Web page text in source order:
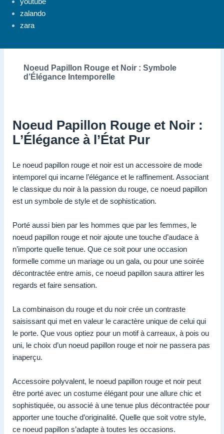
zalando
zara
Noeud Papillon Rouge et Noir : Symbole
d’Élégance Intemporelle
Noeud Papillon Rouge et Noir :
L’Élégance à l’État Pur
Le noeud papillon rouge et noir est un accessoire de mode
intemporel qui incarne l’élégance et le raffinement. Associant
le classique du noir à la passion du rouge, ce noeud papillon
est un symbole de style et de sophistication.
Porté aussi bien par les hommes que par les femmes, le
noeud papillon rouge et noir ajoute une touche d’audace à
n’importe quelle tenue. Que ce soit pour une occasion
formelle comme un mariage ou un gala, ou pour une soirée
décontractée entre amis, ce noeud papillon saura attirer les
regards et faire sensation.
La combinaison du rouge et du noir crée un contraste
saisissant qui met en valeur le caractère unique de celui qui
le porte. Que vous optiez pour un motif à carreaux, à pois ou
uni, le choix d’un noeud papillon rouge et noir ne passera pas
inaperçu.
Accessoire polyvalent, le noeud papillon rouge et noir peut
être porté avec un costume élégant pour une allure chic et
sophistiquée, ou associé à une tenue plus décontractée pour
apporter une touche d’originalité. Quelle que soit votre style,
ce noeud papillon s’adapte à toutes les occasions.